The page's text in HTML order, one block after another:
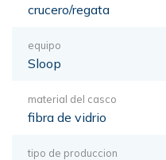
crucero/regata
equipo
Sloop
material del casco
fibra de vidrio
tipo de produccion